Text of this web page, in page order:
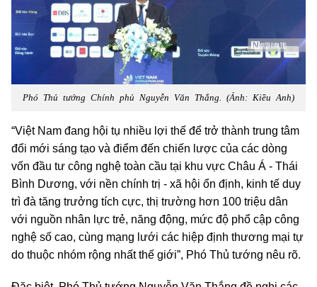
Phó Thủ tướng Chính phủ Nguyễn Văn Thắng. (Ảnh: Kiều Anh)
“Việt Nam đang hội tụ nhiều lợi thế để trở thành trung tâm
đổi mới sáng tạo và điểm đến chiến lược của các dòng
vốn đầu tư công nghệ toàn cầu tại khu vực Châu Á - Thái
Bình Dương, với nền chính trị - xã hội ổn định, kinh tế duy
trì đà tăng trưởng tích cực, thị trường hơn 100 triệu dân
với nguồn nhân lực trẻ, năng động, mức độ phổ cập công
nghệ số cao, cùng mạng lưới các hiệp định thương mại tự
do thuộc nhóm rộng nhất thế giới”, Phó Thủ tướng nêu rõ.